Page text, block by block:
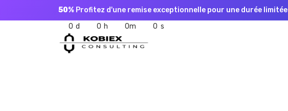
50% Profitez d'une remise exceptionnelle pour une durée limitée
0
0 0 0